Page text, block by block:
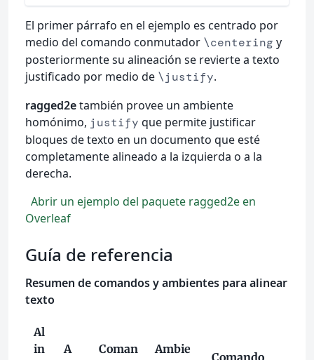
El primer párrafo en el ejemplo es centrado por
medio del comando conmutador \centering y
posteriormente su alineación se revierte a texto
justificado por medio de \justify.
ragged2etambién provee un ambiente
homónimo, justify que permite justificar
bloques de texto en un documento que esté
completamente alineado a la izquierda o a la
derecha.
Abrir un ejemplo del paquete ragged2e en
Overleaf
Guía de referencia
Resumen de comandos y ambientes para alinear
texto
Al
in
A
Coman
Ambie
Comando